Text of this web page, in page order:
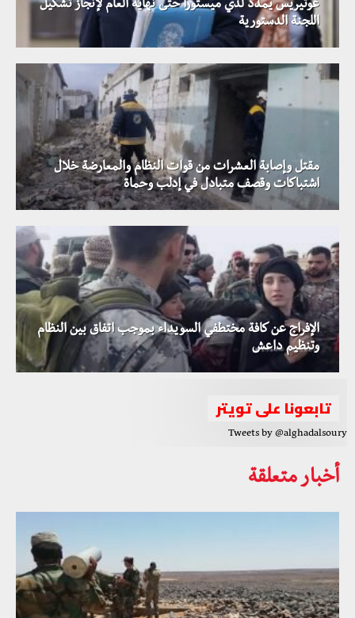
غوتيريس يمدد لدي ميستورا حتى نهاية العام لإنجاز تشكيل
اللجنة الدستورية
مقتل وإصابة العشرات من قوات النظام والمعارضة خلال
اشتباكات وقصف متبادل في إدلب وحماة
الإفراج عن كافة مختطفي السويداء بموجب اتفاق بين النظام
وتنظيم داعش
تابعونا على تويتر
Tweets by @alghadalsoury
أخبار متعلقة